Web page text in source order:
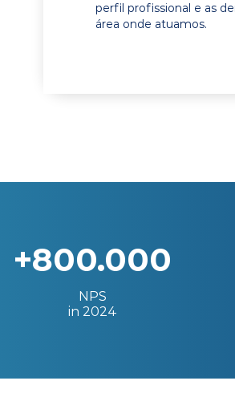
perfil profissional e as
área onde atuamos.
+800.000
NPS
in 2024